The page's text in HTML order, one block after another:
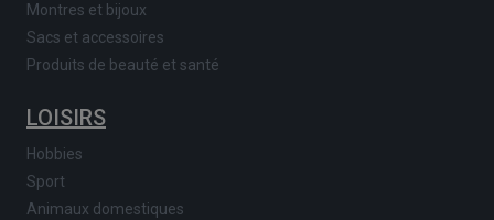
Montres et bijoux
Sacs et accessoires
Produits de beauté et santé
LOISIRS
Hobbies
Sport
Animaux domestiques